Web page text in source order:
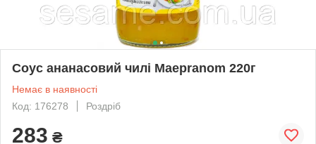
Соус ананасовий чилі Maepranom 220г
Немає в наявності
Код: 176278
Роздріб
283 ₴